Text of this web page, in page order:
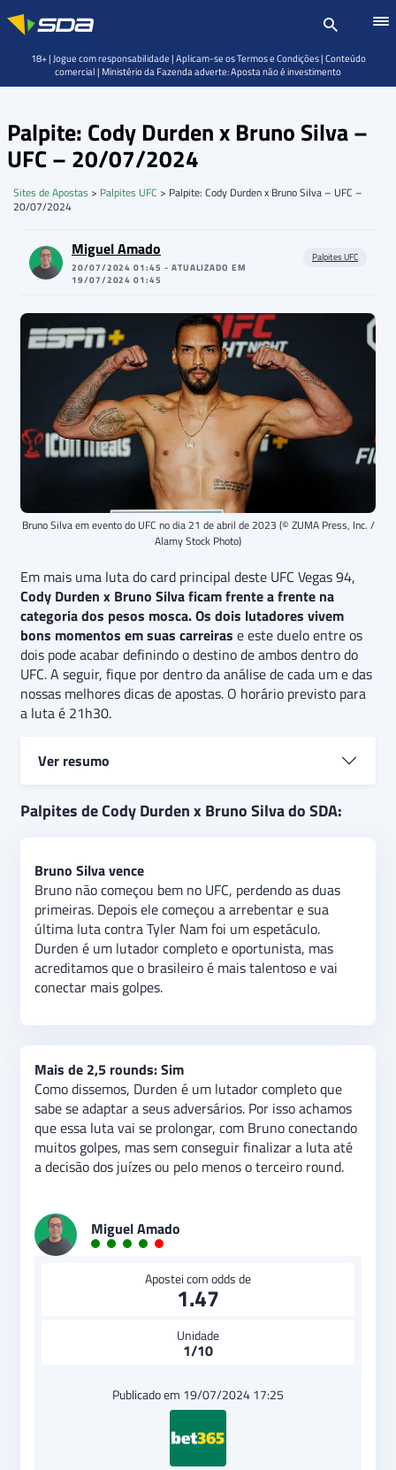
Palpite: Cody Durden x Bruno Silva –
UFC – 20/07/2024
Sites de Apostas > Palpites UFC > Palpite: Cody Durden x Bruno Silva – UFC –
20/07/2024
Miguel Amado
20/07/2024 01:45 - ATUALIZADO EM
19/07/2024 01:45
Palpites UFC
Bruno Silva em evento do UFC no dia 21 de abril de 2023 (© ZUMA Press, Inc. /
Alamy Stock Photo)
Em mais uma luta do card principal deste UFC Vegas 94,
Cody Durden x Bruno Silva ficam frente a frente na
categoria dos pesos mosca.Os dois lutadores vivem
bons momentos em suas carreiras e este duelo entre os
dois pode acabar definindo o destino de ambos dentro do
UFC. A seguir, fique por dentro da análise de cada um e das
nossas melhores dicas de apostas. O horário previsto para
a luta é 21h30.
Ver resumo
Cody Durden e Bruno Silva se enfrentam pela
vitória de Bruno Silva e mais de 2,5 rounds nessa
batalha que promete ser muito interessante
Palpites de Cody Durden x Bruno Silva do SDA:
Bruno Silva vence
Bruno não começou bem no UFC, perdendo as duas
primeiras. Depois ele começou a arrebentar e sua
última luta contra Tyler Nam foi um espetáculo.
Durden é um lutador completo e oportunista, mas
acreditamos que o brasileiro é mais talentoso e vai
conectar mais golpes.
Mais de 2,5 rounds: Sim
Como dissemos, Durden é um lutador completo que
sabe se adaptar a seus adversários. Por isso achamos
que essa luta vai se prolongar, com Bruno conectando
muitos golpes, mas sem conseguir finalizar a luta até
a decisão dos juízes ou pelo menos o terceiro round.
Miguel Amado
Apostei com odds de
1.47
Unidade
1/10
Publicado em 19/07/2024 17:25
18+ | Jogue com responsabilidade | Aplicam-se os Termos e Condições | Conteúdo
comercial | Ministério da Fazenda adverte: Aposta não é investimento